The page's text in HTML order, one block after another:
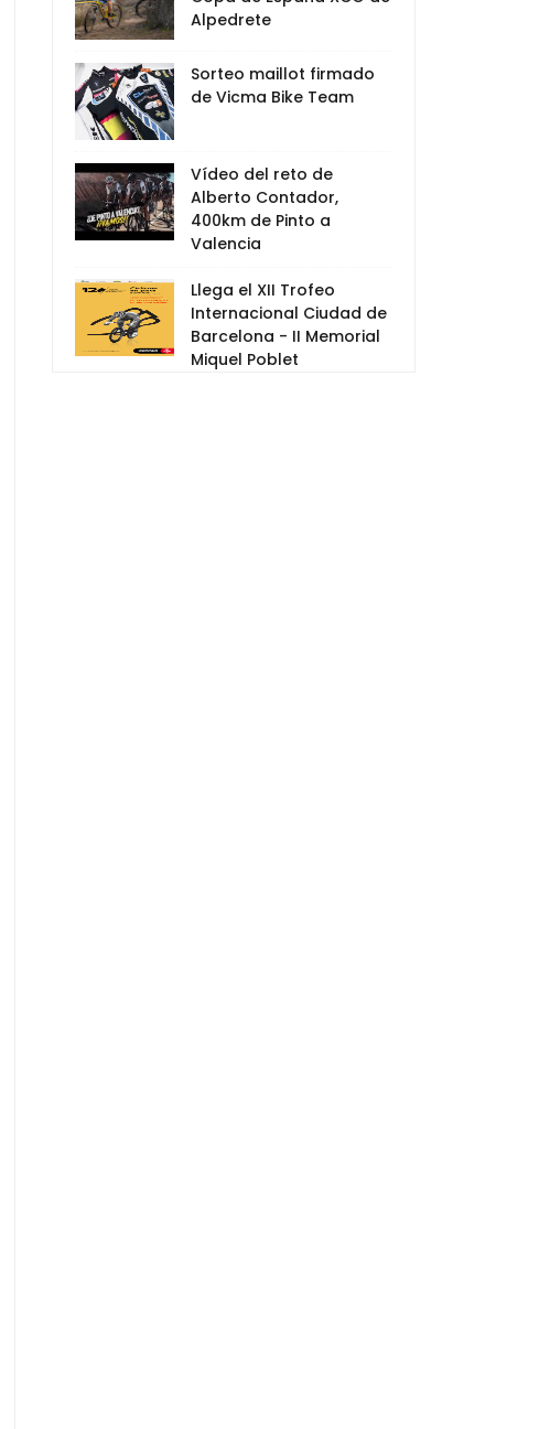
Alpedrete
Sorteo maillot firmado
de Vicma Bike Team
Vídeo del reto de
Alberto Contador,
400km de Pinto a
Valencia
Llega el XII Trofeo
Internacional Ciudad de
Barcelona - II Memorial
Miquel Poblet